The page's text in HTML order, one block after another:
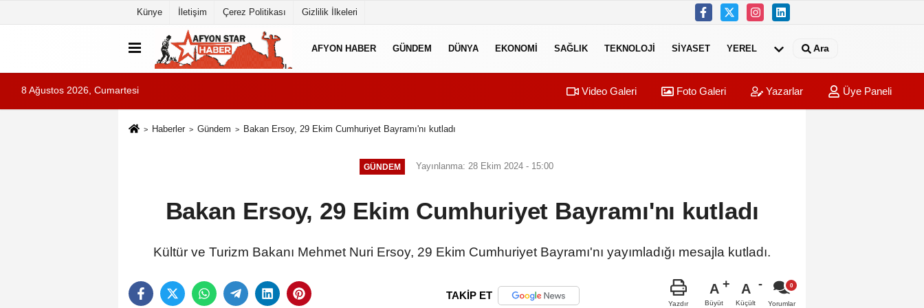
Künye İletişim Çerez Politikası Gizlilik İlkeleri
AFYON HABER GÜNDEM DÜNYA EKONOMI SAĞLIK TEKNOLOJI SIYASET YEREL Ara
8 Ağustos 2026, Cumartesi Video Galeri Foto Galeri Yazarlar Üye Paneli
Haberler Gündem Bakan Ersoy, 29 Ekim Cumhuriyet Bayramı'nı kutladı
GÜNDEM Yayınlanma: 28 Ekim 2024 - 15:00
Bakan Ersoy, 29 Ekim Cumhuriyet Bayramı'nı kutladı
Kültür ve Turizm Bakanı Mehmet Nuri Ersoy, 29 Ekim Cumhuriyet Bayramı'nı yayımladığı mesajla kutladı.
TAKİP ET
Yazdır
A
Büyüt
A
Küçült Yorumlar